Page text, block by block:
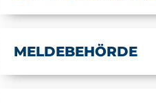
MELDEBEHÖRDE